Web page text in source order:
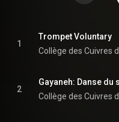
1
Trompet Voluntary
2
Gayaneh: Danse du